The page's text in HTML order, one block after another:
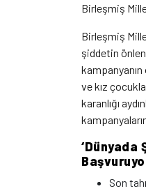
Birleşmiş
Birleşmiş
şiddetin
kampanyanın
ve kız
karanlığı
‘Dünyada
Son